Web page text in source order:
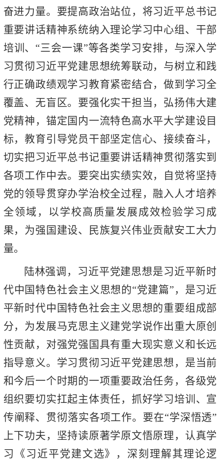
奋进力量。要提高政治站位，将习近平总书记
重要讲话精神系统纳入理论学习中心组、干部
培训、“三会一课”等各类学习安排，与深入学
习贯彻习近平党建思想统筹联动，与树立和践
行正确政绩观学习教育紧密结合，做到学习全
覆盖、无盲区。要强化实干担当，弘扬伟大建
党精神，锚定国内一流特色高水平大学建设目
标，教育引导党员干部坚定信心、接续奋斗，
切实把习近平总书记重要讲话精神贯彻落实到
各项工作中去。要突出实绩实效，自觉将坚持
党的领导贯穿办学治校全过程，融入人才培养
全领域，以学校高质量发展成效检验学习成
果，为强国建设、民族复兴伟业贡献安工大力
量。
陆林强调，习近平党建思想是习近平新时
代中国特色社会主义思想的“党建篇”，是习近
平新时代中国特色社会主义思想的重要组成部
分，为发展马克思主义建党学说作出重大原创
性贡献，对强党强国具有重大现实意义和长远
指导意义。学习贯彻习近平党建思想，是当前
和今后一个时期的一项重要政治任务，各级党
组织要切实扛起主体责任，抓好学习培训、宣
传阐释、贯彻落实各项工作。要在“学深悟透”
上下功夫，坚持读原著学原文悟原理，认真学
习《习近平党建文选》，深刻理解其理论逻